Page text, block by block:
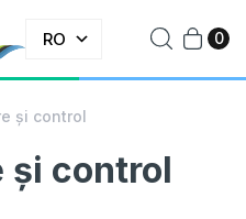
RO 0
și control
și control